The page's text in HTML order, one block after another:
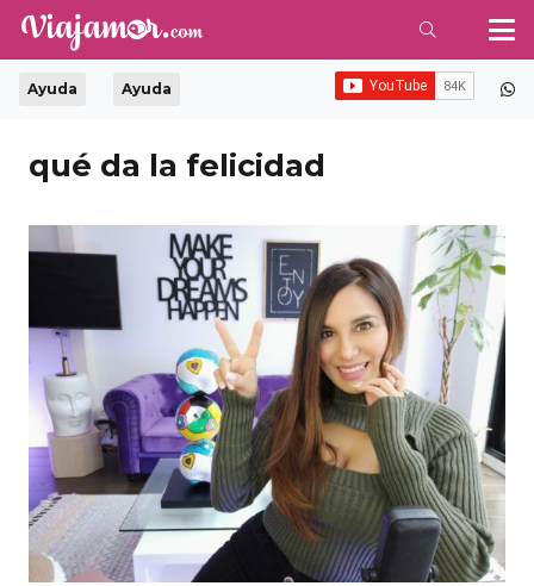
Ayuda Ayuda
qué da la felicidad